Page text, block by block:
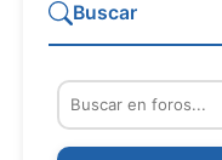
Buscar